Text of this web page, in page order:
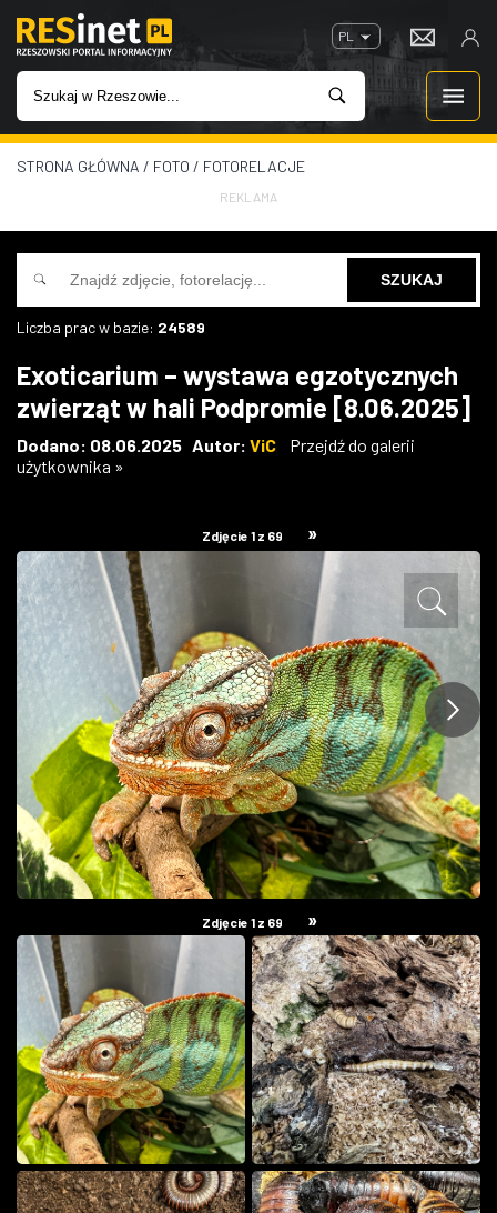
PL
WIADOMOŚCI
INWESTYCJE
IMPREZY
W KINACH
GASTRONOMIA
W RZESZOWIE
STRONA GŁÓWNA / FOTO / FOTORELACJE
REKLAMA
Liczba prac w bazie: 24589
Exoticarium – wystawa egzotycznych
zwierząt w hali Podpromie [8.06.2025]
Dodano: 08.06.2025 Autor: ViC
Przejdź do galerii
użytkownika »
Zdjęcie 1 z 69 »
Zdjęcie 1 z 69 »